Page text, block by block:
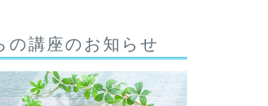
の講座のお知らせ